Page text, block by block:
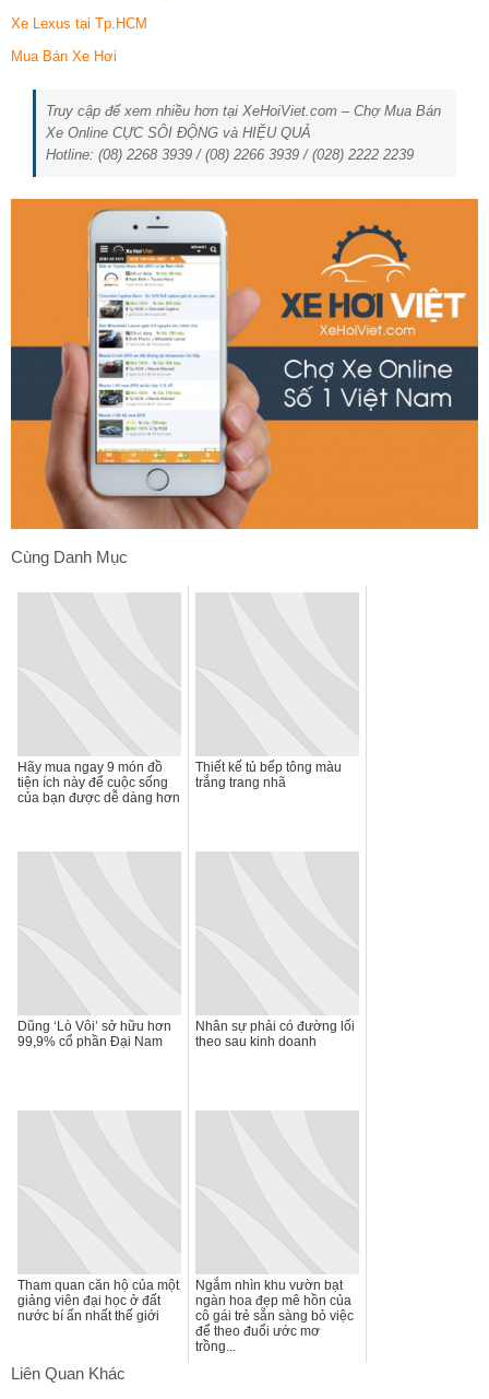
Xe Lexus tại Tp.HCM
Mua Bán Xe Hơi
Truy cập để xem nhiều hơn tại XeHoiViet.com – Chợ Mua Bán
Xe Online CỰC SÔI ĐỘNG và HIỆU QUẢ
Hotline: (08) 2268 3939 / (08) 2266 3939 / (028) 2222 2239
Cùng Danh Mục
Hãy mua ngay 9 món đồ
tiện ích này để cuộc sống
của bạn được dễ dàng hơn
Thiết kế tủ bếp tông màu
trắng trang nhã
Dũng ‘Lò Vôi’ sở hữu hơn
99,9% cổ phần Đại Nam
Nhân sự phải có đường lối
theo sau kinh doanh
Tham quan căn hộ của một
giảng viên đại học ở đất
nước bí ẩn nhất thế giới
Ngắm nhìn khu vườn bạt
ngàn hoa đẹp mê hồn của
cô gái trẻ sẵn sàng bỏ việc
để theo đuổi ước mơ
trồng...
Liên Quan Khác